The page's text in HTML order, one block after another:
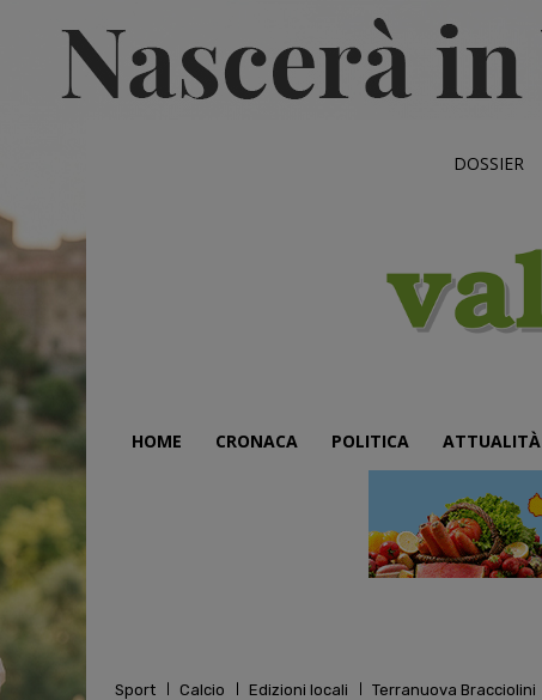
DOSSIER
HOME CRONACA POLITICA ATTUALITÀ
Sport Calcio Edizioni locali Terranuova Bracciolini